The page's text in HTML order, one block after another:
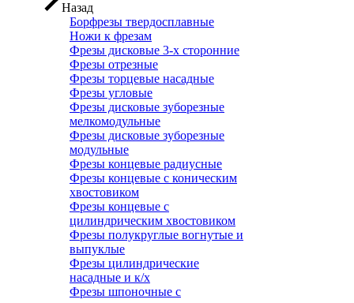
Назад
Борфрезы твердосплавные
Ножи к фрезам
Фрезы дисковые 3-х сторонние
Фрезы отрезные
Фрезы торцевые насадные
Фрезы угловые
Фрезы дисковые зуборезные
мелкомодульные
Фрезы дисковые зуборезные
модульные
Фрезы концевые радиусные
Фрезы концевые с коническим
хвостовиком
Фрезы концевые с
цилиндрическим хвостовиком
Фрезы полукруглые вогнутые и
выпуклые
Фрезы цилиндрические
насадные и к/х
Фрезы шпоночные с